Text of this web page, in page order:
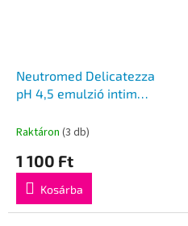
Neutromed Delicatezza
pH 4,5 emulzió intim
Raktáron (3 db)
1 100 Ft
Kosárba